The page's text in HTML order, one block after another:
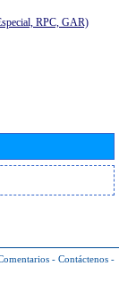
RPC, GAR)
- Contáctenos -